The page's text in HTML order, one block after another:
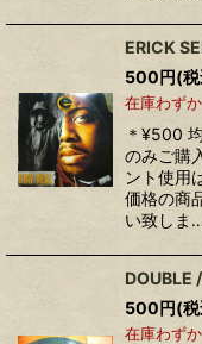
ERICK
500円(
在庫わずか
＊¥500
のみご購
ント使用
価格の商
い致しま
DOUBLE
500円(
在庫わずか